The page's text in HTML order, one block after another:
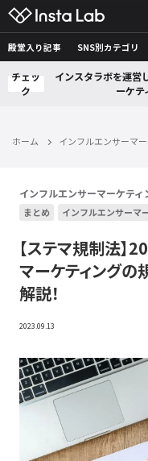
殿堂入り記事 SNS別カテゴリ
チェッ
ク
インスタラボを運
ーケテ
ホーム インフルエンサーマ
インフルエンサーマーケティ
まとめ インフルエンサーマ
【ステマ規制法
マーケティング
解説！
2023.09.13